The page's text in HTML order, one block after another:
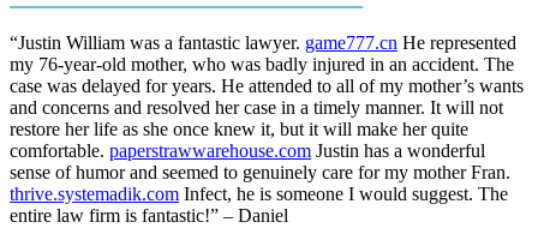
“Justin William was a fantastic lawyer. game777.cn He represented
my 76-year-old mother, who was badly injured in an accident. The
case was delayed for years. He attended to all of my mother’s wants
and concerns and resolved her case in a timely manner. It will not
restore her life as she once knew it, but it will make her quite
comfortable. paperstrawwarehouse.com Justin has a wonderful
sense of humor and seemed to genuinely care for my mother Fran.
thrive.systemadik.com Infect, he is someone I would suggest. The
entire law firm is fantastic!” – Daniel